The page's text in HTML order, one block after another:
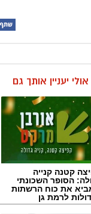
אולי יעניין אותך גם
קטנה קנייה
הסופר השכונתי
את כוח הרשתות
לרמת גן